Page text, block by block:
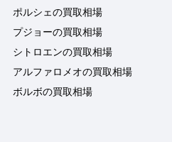
ポルシェの買取相場
プジョーの買取相場
シトロエンの買取相場
アルファロメオの買取相場
ボルボの買取相場